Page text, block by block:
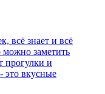
всё знает и всё
можно заметить
прогулки и
это вкусные